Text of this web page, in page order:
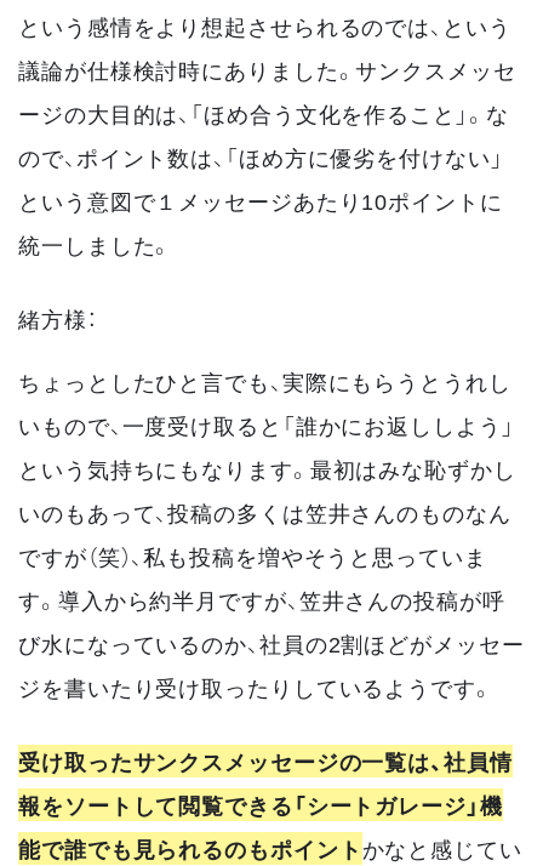
という感情をより想起させられるのでは、という
議論が仕様検討時にありました。サンクスメッセ
ージの大目的は、「ほめ合う文化を作ること」。な
ので、ポイント数は、「ほめ方に優劣を付けない」
という意図で１メッセージあたり10ポイントに
統一しました。
緒方様：
ちょっとしたひと言でも、実際にもらうとうれし
いもので、一度受け取ると「誰かにお返ししよう」
という気持ちにもなります。最初はみな恥ずかし
いのもあって、投稿の多くは笠井さんのものなん
ですが（笑）、私も投稿を増やそうと思っていま
す。導入から約半月ですが、笠井さんの投稿が呼
び水になっているのか、社員の2割ほどがメッセー
ジを書いたり受け取ったりしているようです。
受け取ったサンクスメッセージの一覧は、社員情
報をソートして閲覧できる「シートガレージ」機
能で誰でも見られるのもポイントかなと感じてい